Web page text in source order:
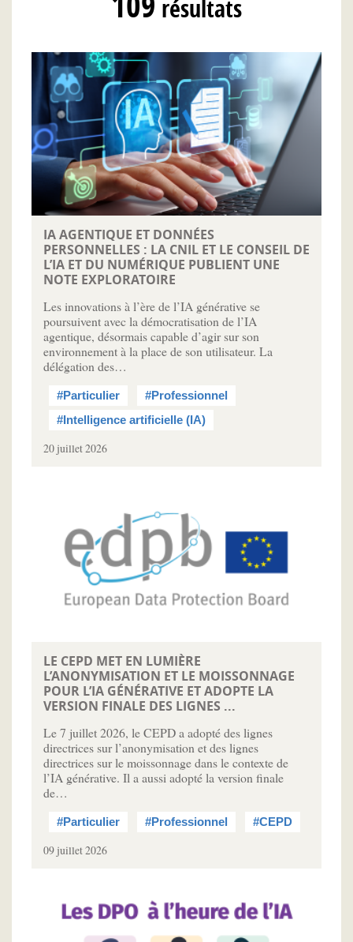
résultats
IA AGENTIQUE ET DONNÉES
PERSONNELLES : LA CNIL ET LE CONSEIL DE
L’IA ET DU NUMÉRIQUE PUBLIENT UNE
NOTE EXPLORATOIRE
Les innovations à l’ère de l’IA générative se
poursuivent avec la démocratisation de l’IA
agentique, désormais capable d’agir sur son
environnement à la place de son utilisateur. La
délégation des…
#Particulier
#Professionnel
#Intelligence artificielle (IA)
20 juillet 2026
LE CEPD MET EN LUMIÈRE
L’ANONYMISATION ET LE MOISSONNAGE
POUR L’IA GÉNÉRATIVE ET ADOPTE LA
VERSION FINALE DES LIGNES ...
Le 7 juillet 2026, le CEPD a adopté des lignes
directrices sur l’anonymisation et des lignes
directrices sur le moissonnage dans le contexte de
l’IA générative. Il a aussi adopté la version finale
de…
#Particulier #Professionnel #CEPD
09 juillet 2026